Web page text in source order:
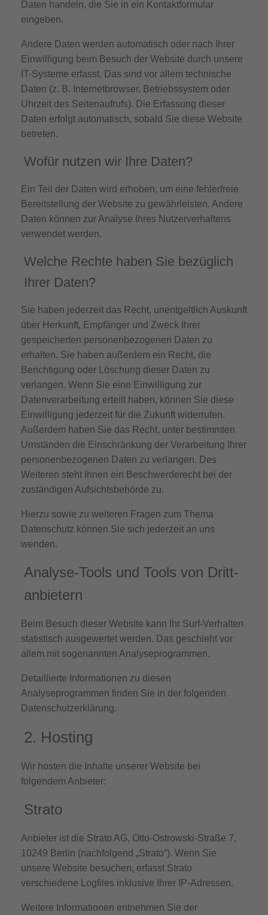
Daten handeln, die Sie in ein Kontaktformular
eingeben.
Andere Daten werden automatisch oder nach Ihrer
Einwilligung beim Besuch der Website durch unsere
IT-Systeme erfasst. Das sind vor allem technische
Daten (z. B. Internetbrowser, Betriebssystem oder
Uhrzeit des Seitenaufrufs). Die Erfassung dieser
Daten erfolgt automatisch, sobald Sie diese Website
betreten.
Wofür nutzen wir Ihre Daten?
Ein Teil der Daten wird erhoben, um eine fehlerfreie
Bereitstellung der Website zu gewährleisten. Andere
Daten können zur Analyse Ihres Nutzerverhaltens
verwendet werden.
Welche Rechte haben Sie bezüglich
Ihrer Daten?
Sie haben jederzeit das Recht, unentgeltlich Auskunft
über Herkunft, Empfänger und Zweck Ihrer
gespeicherten personenbezogenen Daten zu
erhalten. Sie haben außerdem ein Recht, die
Berichtigung oder Löschung dieser Daten zu
verlangen. Wenn Sie eine Einwilligung zur
Datenverarbeitung erteilt haben, können Sie diese
Einwilligung jederzeit für die Zukunft widerrufen.
Außerdem haben Sie das Recht, unter bestimmten
Umständen die Einschränkung der Verarbeitung Ihrer
personenbezogenen Daten zu verlangen. Des
Weiteren steht Ihnen ein Beschwerderecht bei der
zuständigen Aufsichtsbehörde zu.
Hierzu sowie zu weiteren Fragen zum Thema
Datenschutz können Sie sich jederzeit an uns
wenden.
Analyse-Tools und Tools von Dritt­
anbietern
Beim Besuch dieser Website kann Ihr Surf-Verhalten
statistisch ausgewertet werden. Das geschieht vor
allem mit sogenannten Analyseprogrammen.
Detaillierte Informationen zu diesen
Analyseprogrammen finden Sie in der folgenden
Datenschutzerklärung.
2. Hosting
Wir hosten die Inhalte unserer Website bei
folgendem Anbieter:
Strato
Anbieter ist die Strato AG, Otto-Ostrowski-Straße 7,
10249 Berlin (nachfolgend „Strato“). Wenn Sie
unsere Website besuchen, erfasst Strato
verschiedene Logfiles inklusive Ihrer IP-Adressen.
Weitere Informationen entnehmen Sie der